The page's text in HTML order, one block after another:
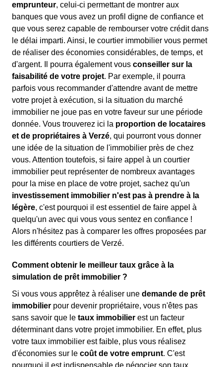
emprunteur, celui-ci permettant de montrer aux
banques que vous avez un profil digne de confiance et
que vous serez capable de rembourser votre crédit dans
le délai imparti. Ainsi, le courtier immobilier vous permet
de réaliser des économies considérables, de temps, et
d'argent. Il pourra également vous conseiller sur la
faisabilité de votre projet. Par exemple, il pourra
parfois vous recommander d'attendre avant de mettre
votre projet à exécution, si la situation du marché
immobilier ne joue pas en votre faveur sur une période
donnée. Vous trouverez ici la proportion de locataires
et de propriétaires à Verzé, qui pourront vous donner
une idée de la situation de l'immobilier près de chez
vous. Attention toutefois, si faire appel à un courtier
immobilier peut représenter de nombreux avantages
pour la mise en place de votre projet, sachez qu'un
investissement immobilier n'est pas à prendre à la
légère, c'est pourquoi il est essentiel de faire appel à
quelqu'un avec qui vous vous sentez en confiance !
Alors n'hésitez pas à comparer les offres proposées par
les différents courtiers de Verzé.
Comment obtenir le meilleur taux grâce à la
simulation de prêt immobilier ?
Si vous vous apprêtez à réaliser une demande de prêt
immobilier pour devenir propriétaire, vous n'êtes pas
sans savoir que le taux immobilier est un facteur
déterminant dans votre projet immobilier. En effet, plus
votre taux immobilier est faible, plus vous réalisez
d'économies sur le coût de votre emprunt. C'est
pourquoi il est indispensable de négocier son taux